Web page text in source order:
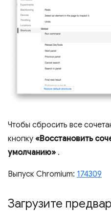
Чтобы сбросить все
кнопку «Восстановить
умолчанию» .
Выпуск Chromium: 174309
Загрузите